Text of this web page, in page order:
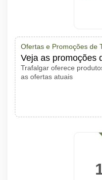
Ofertas e Promoções de
Veja as promoções
Trafalgar oferece
as ofertas atuais